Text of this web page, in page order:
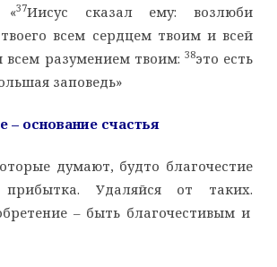
37Иисус сказал ему: возлюби
всем сердцем твоим и всей
всем разумением твоим: 38это есть
заповедь»
– основание счастья
думают, будто благочестие
Удаляйся от таких.
– быть благочестивым и